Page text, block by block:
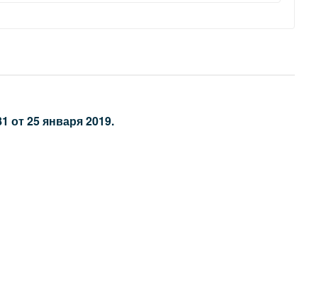
25 января 2019.